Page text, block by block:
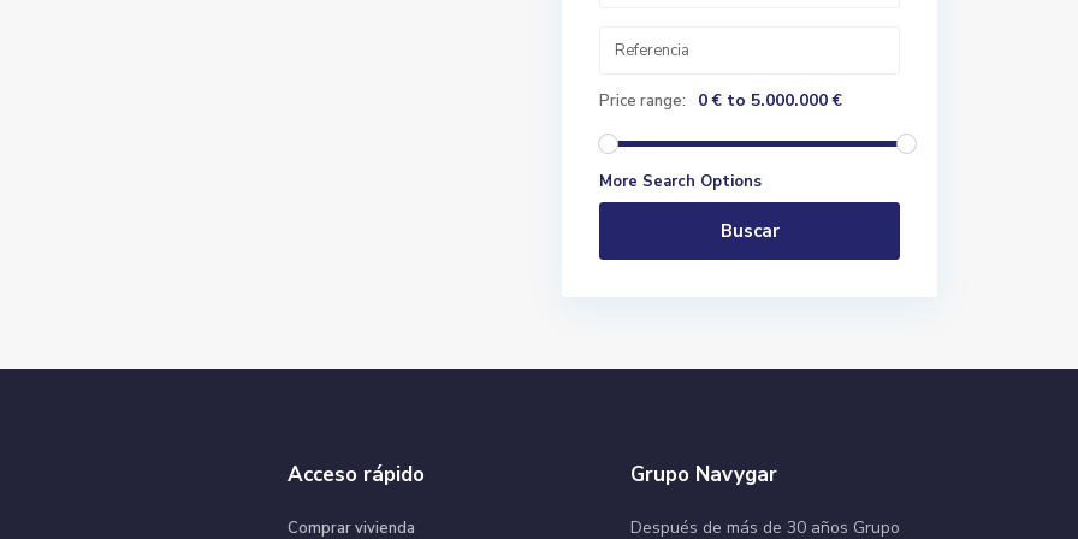
Price range: 0 € to 5.000.000 €
More Search Options
Buscar
Acceso rápido
Comprar vivienda
Grupo Navygar
Después de más de 30 años Grupo